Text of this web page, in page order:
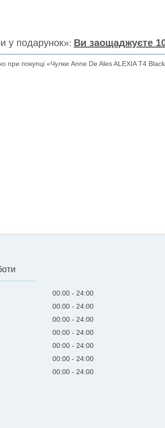
у подарунок» Ви заощаджуєте
при покупці «Чулки Anne De Ales ALEXIA T4
00:00
24:00
00:00
24:00
00:00
24:00
00:00
24:00
00:00
24:00
00:00
24:00
00:00 24:00